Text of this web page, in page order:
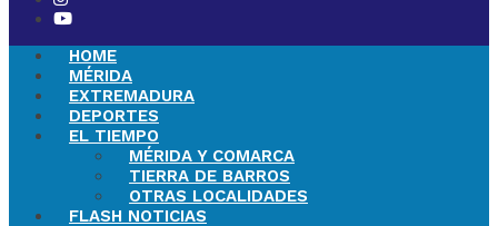
HOME
MÉRIDA
EXTREMADURA
DEPORTES
EL TIEMPO
MÉRIDA Y COMARCA
TIERRA DE BARROS
OTRAS LOCALIDADES
FLASH NOTICIAS